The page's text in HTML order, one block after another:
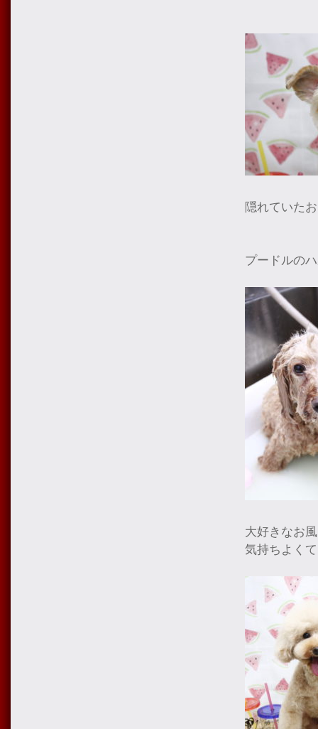
隠れていた
プードルの
大好きなお
気持ちよく